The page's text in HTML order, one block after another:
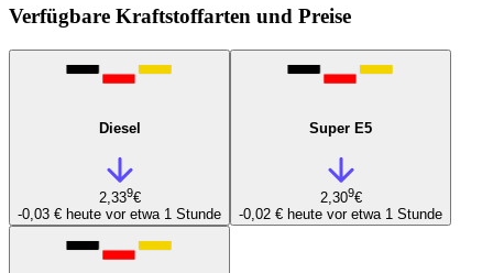
Verfügbare Kraftstoffarten und Preise
Diesel
2,339€
-0,03 € heute vor etwa 1 Stunde
Super E5
2,309€
-0,02 € heute vor etwa 1 Stunde